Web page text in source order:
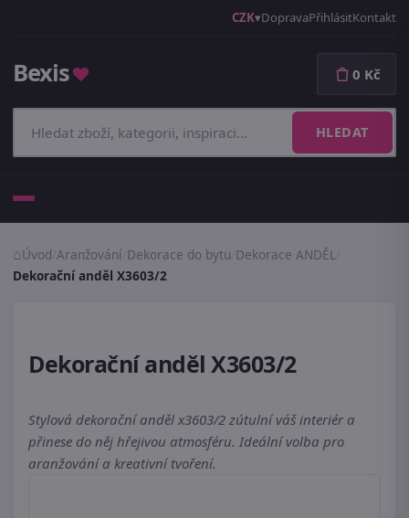
CZK DopravaPřihlásitKontakt
Bexis♥
HLEDAT
0 Kč
Úvod Aranžování Dekorace do bytu Dekorace ANDĚL
Dekorační anděl X3603/2
Dekorační anděl X3603/2
Stylová dekorační anděl x3603/2 zútulní váš interiér a
přinese do něj hřejivou atmosféru. Ideální volba pro
aranžování a kreativní tvoření.